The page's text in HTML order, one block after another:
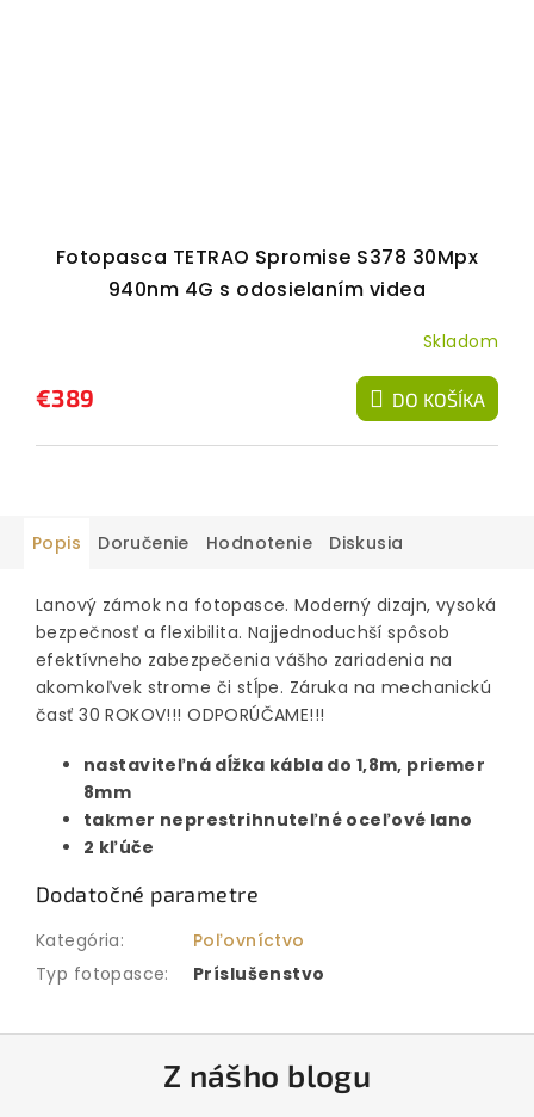
Fotopasca TETRAO Spromise S378 30Mpx
940nm 4G s odosielaním videa
Skladom
€389 DO KOŠÍKA
Popis Doručenie Hodnotenie Diskusia
Lanový zámok na fotopasce. Moderný dizajn, vysoká
bezpečnosť a flexibilita. Najjednoduchší spôsob
efektívneho zabezpečenia vášho zariadenia na
akomkoľvek strome či stĺpe. Záruka na mechanickú
časť 30 ROKOV!!! ODPORÚČAME!!!
nastaviteľná dĺžka kábla do 1,8m, priemer
8mm
takmer neprestrihnuteľné oceľové lano
2 kľúče
Dodatočné parametre
Kategória:
Poľovníctvo
Typ fotopasce: Príslušenstvo
Z nášho blogu